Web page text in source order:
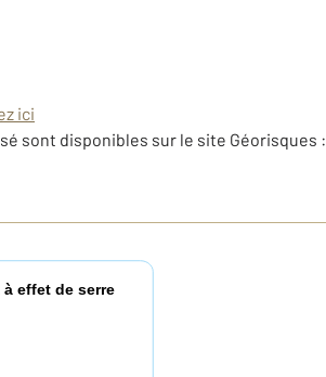
ici
sont disponibles sur le site Géorisques :
effet de serre